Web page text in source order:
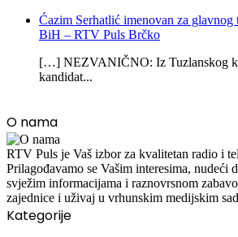
Ćazim Serhatlić imenovan za
BiH – RTV Puls Brčko
[…] NEZVANIČNO: Iz Tuzlanskog
kandidat...
O nama
RTV Puls je Vaš izbor za kvalitetan radio i
Prilagođavamo se Vašim interesima, nudeći
svježim informacijama i raznovrsnom
zajednice i uživaj u vrhunskim medijskim
Kategorije